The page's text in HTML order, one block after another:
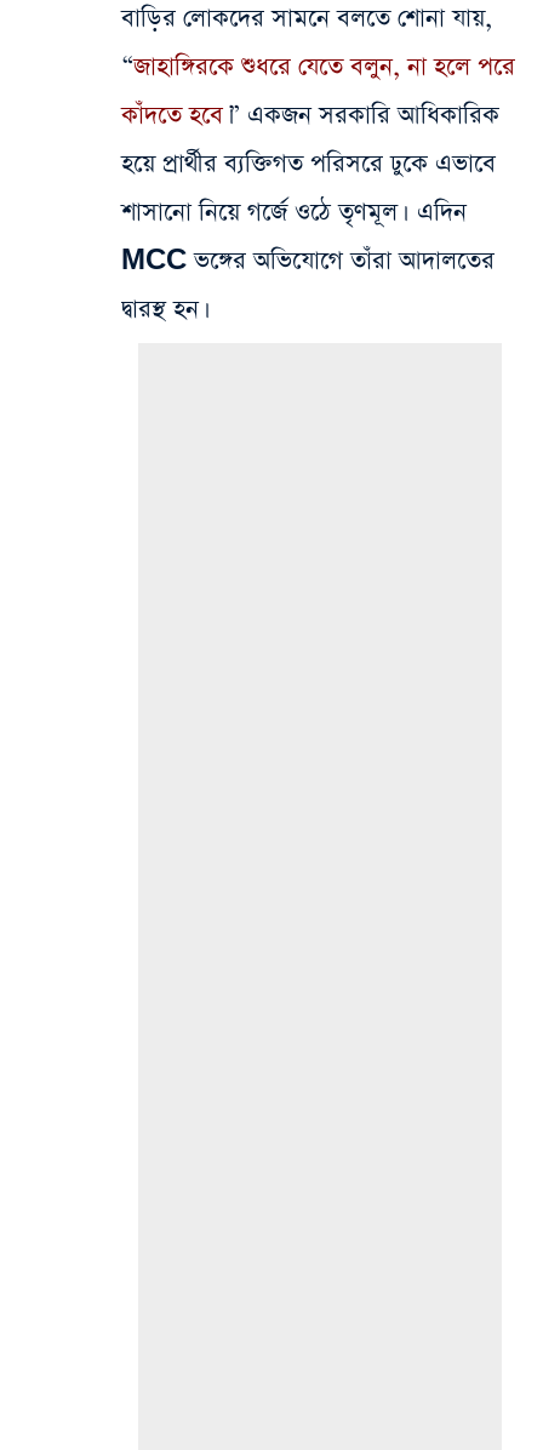
বাড়ির লোকদের সামনে বলতে শোনা যায়,
“জাহাঙ্গিরকে শুধরে যেতে বলুন, না হলে পরে
কাঁদতে হবে।” একজন সরকারি আধিকারিক
হয়ে প্রার্থীর ব্যক্তিগত পরিসরে ঢুকে এভাবে
শাসানো নিয়ে গর্জে ওঠে তৃণমূল। এদিন
MCC ভঙ্গের অভিযোগে তাঁরা আদালতের
দ্বারস্থ হন।